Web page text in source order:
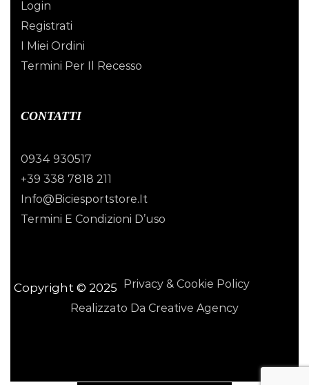
Login
Registrati
I Miei Ordini
Termini Per Il Recesso
CONTATTI
0934 930517
+39 338 7818 211
Info@biciesportstore.it
Termini E Condizioni D’uso
Copyright © 2025
Privacy & Cookie Policy
Realizzato Da Creative Agency